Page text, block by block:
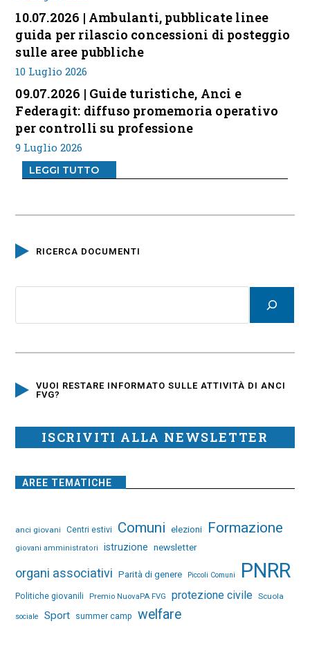
10.07.2026 | Ambulanti, pubblicate linee
guida per rilascio concessioni di posteggio
sulle aree pubbliche
10 Luglio 2026
09.07.2026 | Guide turistiche, Anci e
Federagit: diffuso promemoria operativo
per controlli su professione
9 Luglio 2026
LEGGI TUTTO
RICERCA DOCUMENTI
VUOI RESTARE INFORMATO SULLE ATTIVITÀ DI ANCI
FVG?
ISCRIVITI ALLA NEWSLETTER
AREE TEMATICHE
anci giovani Centri estivi Comuni elezioni Formazione
giovani amministratori istruzione newsletter
organi associativi Parità di genere Piccoli Comuni PNRR
Politiche giovanili Premio NuovaPA FVG protezione civile Scuola
sociale Sport summer camp welfare